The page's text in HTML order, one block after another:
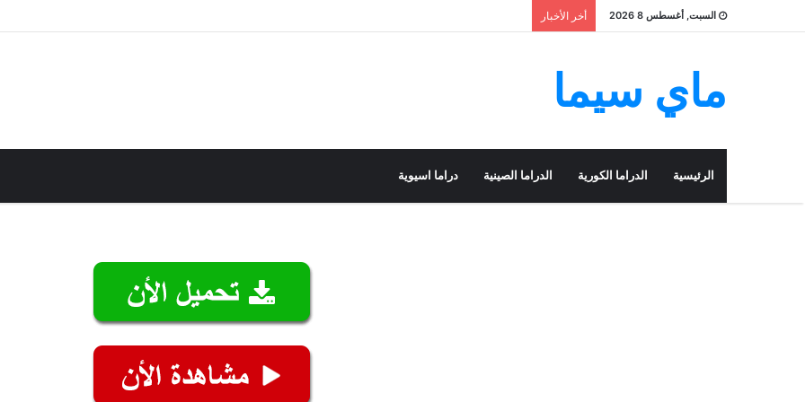
السبت, أغسطس 8 2026 أخر الأخبار
ماي سيما
الرئيسية الدراما الكورية الدراما الصينية دراما اسيوية